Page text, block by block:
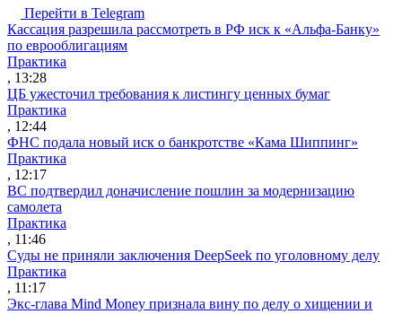
Перейти в Telegram
Кассация разрешила рассмотреть в РФ иск к «Альфа-Банку»
по еврооблигациям
Практика
, 13:28
ЦБ ужесточил требования к листингу ценных бумаг
Практика
, 12:44
ФНС подала новый иск о банкротстве «Кама Шиппинг»
Практика
, 12:17
ВС подтвердил доначисление пошлин за модернизацию
самолета
Практика
, 11:46
Суды не приняли заключения DeepSeek по уголовному делу
Практика
, 11:17
Экс-глава Mind Money признала вину по делу о хищении и